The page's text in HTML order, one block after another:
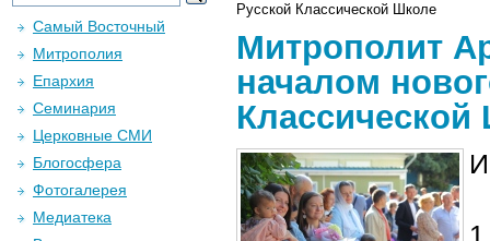
Русской Классической Школе
Митрополит
началом
Самый Восточный
Митрополия
Епархия
Семинария
Церковные СМИ
Блогосфера
Фотогалерея
Медиатека